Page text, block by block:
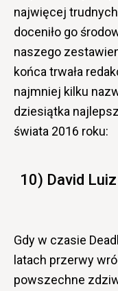
najwięcej
doceniło go
naszego
końca trwała
najmniej kilku
dziesiątka
świata 2016 roku:
10) David
Gdy w czasie
latach przerwy
powszechne